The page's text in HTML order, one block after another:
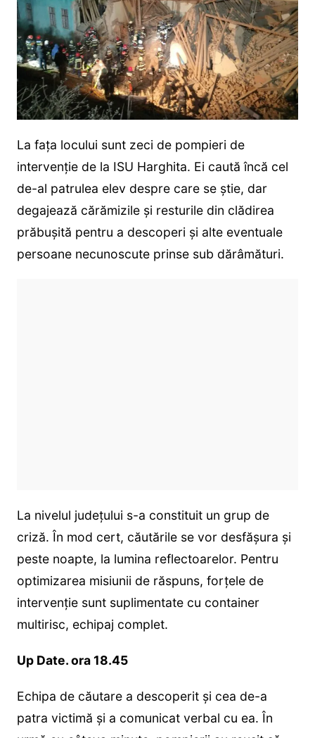
La fața locului sunt zeci de pompieri de
intervenție de la ISU Harghita. Ei caută încă cel
de-al patrulea elev despre care se știe, dar
degajează cărămizile și resturile din clădirea
prăbușită pentru a descoperi și alte eventuale
persoane necunoscute prinse sub dărâmături.
La nivelul județului s-a constituit un grup de
criză. În mod cert, căutările se vor desfășura și
peste noapte, la lumina reflectoarelor. Pentru
optimizarea misiunii de răspuns, forțele de
intervenție sunt suplimentate cu container
multirisc, echipaj complet.
Up Date. ora 18.45
Echipa de căutare a descoperit și cea de-a
patra victimă și a comunicat verbal cu ea. În